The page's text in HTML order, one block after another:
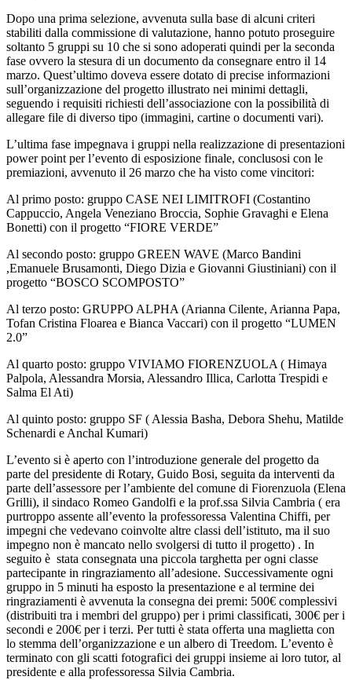
Dopo una prima selezione, avvenuta sulla base di alcuni criteri
stabiliti dalla commissione di valutazione, hanno potuto proseguire
soltanto 5 gruppi su 10 che si sono adoperati quindi per la seconda
fase ovvero la stesura di un documento da consegnare entro il 14
marzo. Quest’ultimo doveva essere dotato di precise informazioni
sull’organizzazione del progetto illustrato nei minimi dettagli,
seguendo i requisiti richiesti dell’associazione con la possibilità di
allegare file di diverso tipo (immagini, cartine o documenti vari).
L’ultima fase impegnava i gruppi nella realizzazione di presentazioni
power point per l’evento di esposizione finale, conclusosi con le
premiazioni, avvenuto il 26 marzo che ha visto come vincitori:
Al primo posto: gruppo CASE NEI LIMITROFI (Costantino
Cappuccio, Angela Veneziano Broccia, Sophie Gravaghi e Elena
Bonetti) con il progetto “FIORE VERDE”
Al secondo posto: gruppo GREEN WAVE (Marco Bandini
,Emanuele Brusamonti, Diego Dizia e Giovanni Giustiniani) con il
progetto “BOSCO SCOMPOSTO”
Al terzo posto: GRUPPO ALPHA (Arianna Cilente, Arianna Papa,
Tofan Cristina Floarea e Bianca Vaccari) con il progetto “LUMEN
2.0”
Al quarto posto: gruppo VIVIAMO FIORENZUOLA ( Himaya
Palpola, Alessandra Morsia, Alessandro Illica, Carlotta Trespidi e
Salma El Ati)
Al quinto posto: gruppo SF ( Alessia Basha, Debora Shehu, Matilde
Schenardi e Anchal Kumari)
L’evento si è aperto con l’introduzione generale del progetto da
parte del presidente di Rotary, Guido Bosi, seguita da interventi da
parte dell’assessore per l’ambiente del comune di Fiorenzuola (Elena
Grilli), il sindaco Romeo Gandolfi e la prof.ssa Silvia Cambria ( era
purtroppo assente all’evento la professoressa Valentina Chiffi, per
impegni che vedevano coinvolte altre classi dell’istituto, ma il suo
impegno non è mancato nello svolgersi di tutto il progetto) . In
seguito è stata consegnata una piccola targhetta per ogni classe
partecipante in ringraziamento all’adesione. Successivamente ogni
gruppo in 5 minuti ha esposto la presentazione e al termine dei
ringraziamenti è avvenuta la consegna dei premi: 500€ complessivi
(distribuiti tra i membri del gruppo) per i primi classificati, 300€ per i
secondi e 200€ per i terzi. Per tutti è stata offerta una maglietta con
lo stemma dell’organizzazione e un albero di Treedom. L’evento è
terminato con gli scatti fotografici dei gruppi insieme ai loro tutor, al
presidente e alla professoressa Silvia Cambria.